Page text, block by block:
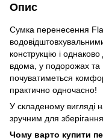
Опис
Сумка перенесення
конструкцію і
вдома, у подорожах та
почуватиметься
практично одночасно!
У складеному вигляді
зручним для
Чому варто купити